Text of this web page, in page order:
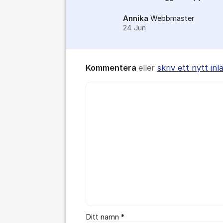
Annika Webbmaster
24 Jun
Kommentera eller skriv ett nytt
Ditt namn *